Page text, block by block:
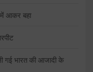
में आकर बहा
गई भारत की आजादी के